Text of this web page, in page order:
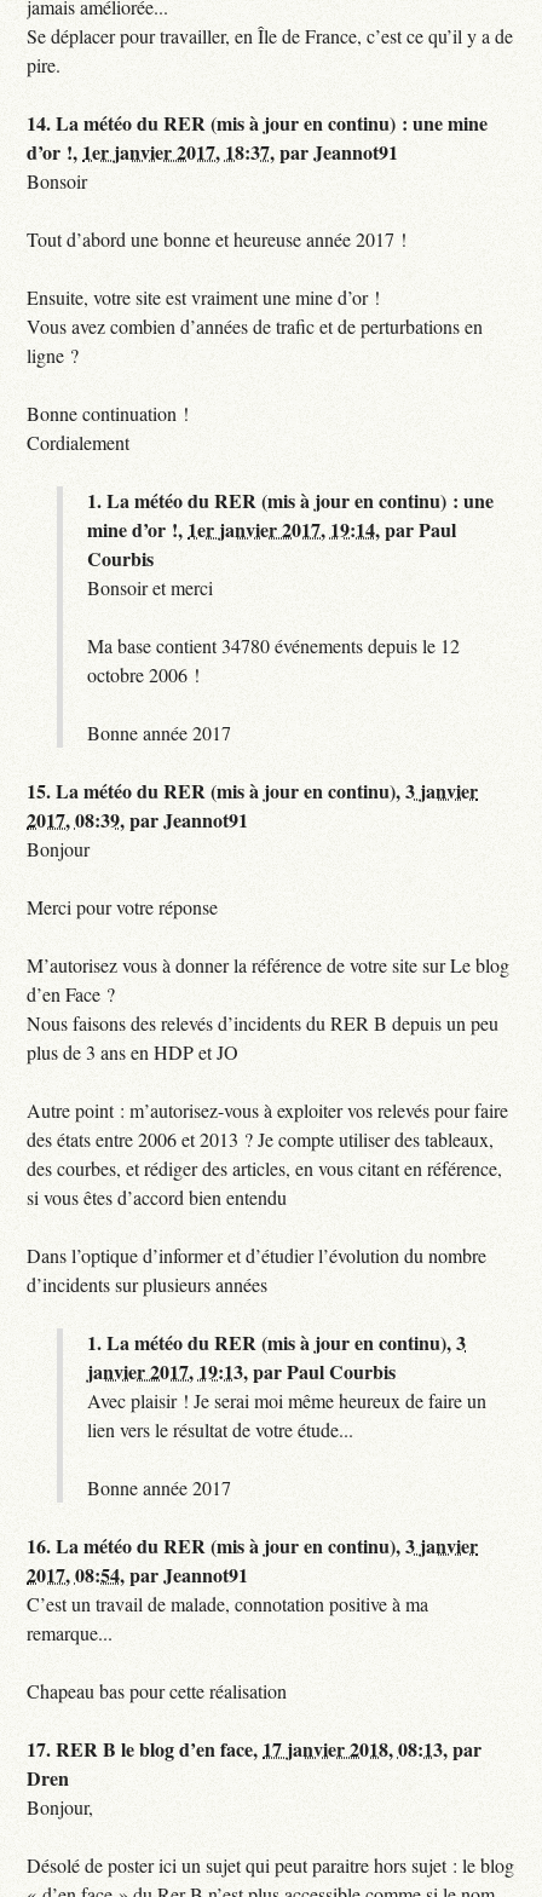
jamais améliorée...
Se déplacer pour travailler, en Île de France, c’est ce qu’il y a de
pire.
14.La météo du RER (mis à jour en continu) : une mine
d’or !, 1er janvier 2017, 18:37,parJeannot91
Bonsoir
Tout d’abord une bonne et heureuse année 2017 !
Ensuite, votre site est vraiment une mine d’or !
Vous avez combien d’années de trafic et de perturbations en
ligne ?
Bonne continuation !
Cordialement
1.La météo du RER (mis à jour en continu) : une
mine d’or !, 1er janvier 2017, 19:14,parPaul
Courbis
Bonsoir et merci
Ma base contient 34780 événements depuis le 12
octobre 2006 !
Bonne année 2017
15.La météo du RER (mis à jour en continu),3 janvier
2017, 08:39,parJeannot91
Bonjour
Merci pour votre réponse
M’autorisez vous à donner la référence de votre site sur Le blog
d’en Face ?
Nous faisons des relevés d’incidents du RER B depuis un peu
plus de 3 ans en HDP et JO
Autre point : m’autorisez-vous à exploiter vos relevés pour faire
des états entre 2006 et 2013 ? Je compte utiliser des tableaux,
des courbes, et rédiger des articles, en vous citant en référence,
si vous êtes d’accord bien entendu
Dans l’optique d’informer et d’étudier l’évolution du nombre
d’incidents sur plusieurs années
1.La météo du RER (mis à jour en continu),3
janvier 2017, 19:13,parPaul Courbis
Avec plaisir ! Je serai moi même heureux de faire un
lien vers le résultat de votre étude...
Bonne année 2017
16.La météo du RER (mis à jour en continu),3 janvier
2017, 08:54,parJeannot91
C’est un travail de malade, connotation positive à ma
remarque...
Chapeau bas pour cette réalisation
17.RER B le blog d’en face, 17 janvier 2018, 08:13,par
Dren
Bonjour,
Désolé de poster ici un sujet qui peut paraitre hors sujet : le blog